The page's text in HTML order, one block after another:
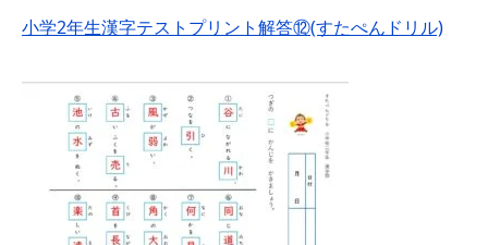
小学2年生漢字テストプリント解答⑫(すたぺんドリル)